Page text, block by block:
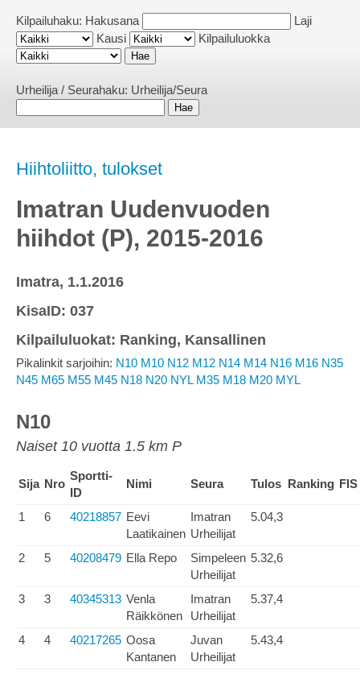
Kilpailuhaku: Hakusana
Laji
Kausi
Kilpailuluokka
Urheilija / Seurahaku: Urheilija/Seura
Hiihtoliitto, tulokset
Imatran Uudenvuoden
hiihdot (P), 2015-2016
Imatra, 1.1.2016
KisaID: 037
Kilpailuluokat: Ranking, Kansallinen
Pikalinkit sarjoihin: N10 M10 N12 M12 N14 M14 N16 M16 N35
N45 M65 M55 M45 N18 N20 NYL M35 M18 M20 MYL
N10
Naiset 10 vuotta 1.5 km P
Sija Nro
Sportti-
ID
Nimi Seura Tulos Ranking FIS
1 6 40218857 Eevi
Laatikainen
Imatran
Urheilijat
5.04,3
2 5 40208479 Ella Repo
Simpeleen
Urheilijat
5.32,6
3 3 40345313 Venla
Räikkönen
Imatran
Urheilijat
5.37,4
4 4 40217265 Oosa
Kantanen
Juvan
Urheilijat
5.43,4